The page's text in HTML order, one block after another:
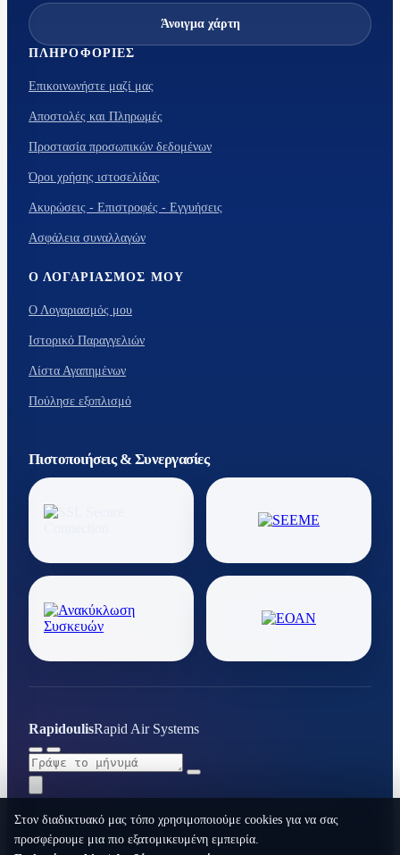
Άνοιγμα χάρτη
ΠΛΗΡΟΦΟΡΊΕΣ
Επικοινωνήστε μαζί μας
Αποστολές και Πληρωμές
Προστασία προσωπικών δεδομένων
Όροι χρήσης ιστοσελίδας
Ακυρώσεις - Επιστροφές - Εγγυήσεις
Ασφάλεια συναλλαγών
Ο ΛΟΓΑΡΙΑΣΜΌΣ ΜΟΥ
Ο Λογαριασμός μου
Ιστορικό Παραγγελιών
Λίστα Αγαπημένων
Πούλησε εξοπλισμό
Πιστοποιήσεις & Συνεργασίες
RapidoulisRapid Air Systems
Στον διαδικτυακό μας τόπο χρησιμοποιούμε cookies για να σας
προσφέρουμε μια πιο εξατομικευμένη εμπειρία.
RAPID AIR SYSTEMS © 2026. All rights reserved.